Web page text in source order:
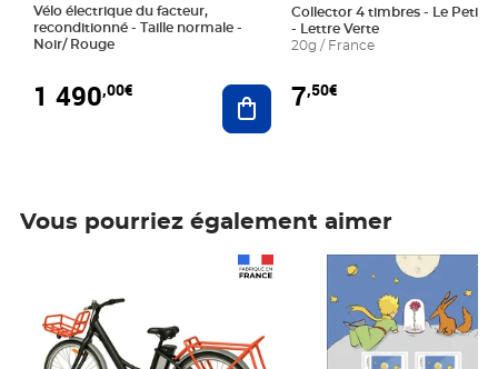
Vélo électrique du facteur,
reconditionné - Taille normale -
Noir/ Rouge
1 490,00€ Ajouter au panier
Collector 4 timbres - Le Petit
- Lettre Verte
20g / France
7,50€
Vous pourriez également aimer
Prix 7,50€